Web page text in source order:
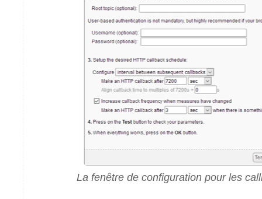
La fenêtre de configuration pour les